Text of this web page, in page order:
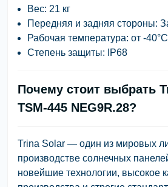
Вес: 21 кг
Передняя и задняя стороны:
Рабочая температура: от -
Степень защиты: IP68
Почему стоит выбрать
TSM-445 NEG9R.28?
Trina Solar — один из мировых
производстве солнечных
новейшие технологии, высокое